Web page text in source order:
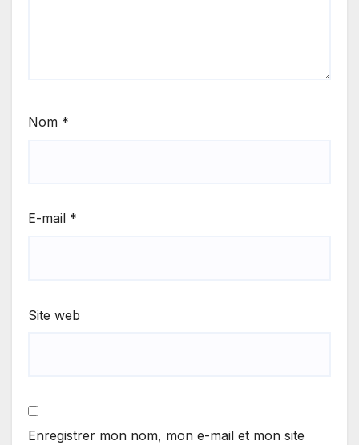
Nom *
E-mail *
Site web
Enregistrer mon nom, mon e-mail et mon site